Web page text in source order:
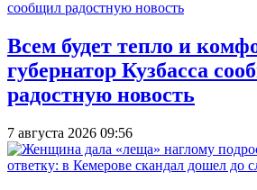
Всем будет тепло и
губернатор Кузбасса
радостную новость
7 августа 2026 09:56